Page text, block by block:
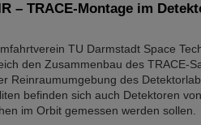
– TRACE-Montage im
TU Darmstadt Space
den Zusammenbau des TRACE-
Reinraumumgebung des
befinden sich auch Detektoren
im Orbit gemessen werden sollen.